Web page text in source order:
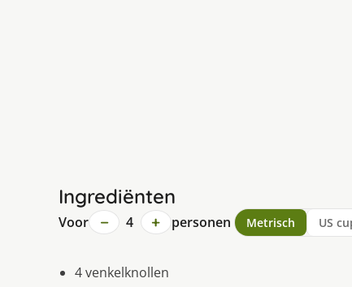
Ingrediënten
Voor − 4 + personen Metrisch US
4 venkelknollen